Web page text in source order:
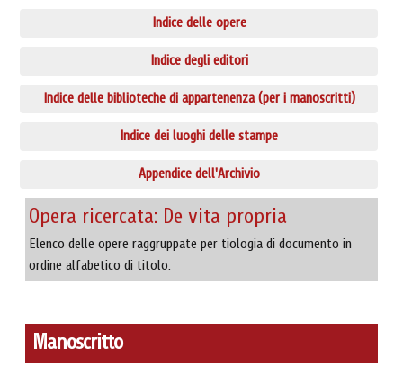
Indice delle opere
Indice degli editori
Indice delle biblioteche di appartenenza (per i manoscritti)
Indice dei luoghi delle stampe
Appendice dell'Archivio
Opera ricercata: De vita propria
Elenco delle opere raggruppate per tiologia di documento in
ordine alfabetico di titolo.
Manoscritto